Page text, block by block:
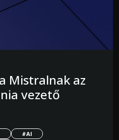
Mistralnak az
vezető
#AI